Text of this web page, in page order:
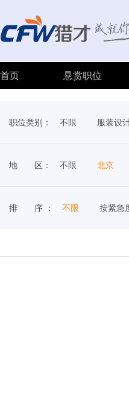
首页 悬赏职位
职位类别： 不限 服装设
地 区： 不限 北京
排 序 ： 不限 按紧急